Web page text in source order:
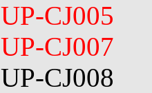
UP-CJ005
UP-CJ007
UP-CJ008